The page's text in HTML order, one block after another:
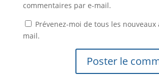
commentaires par e-mail.
Prévenez-moi de tous les
mail.